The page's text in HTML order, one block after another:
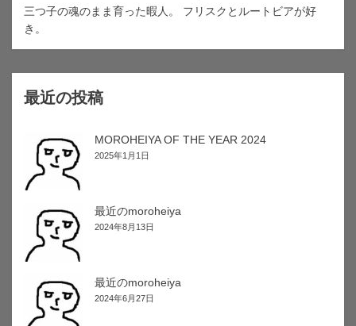
三つ子の魂のまま育った暇人。 フリスクとルートビアが好
き。
最近の投稿
MOROHEIYA OF THE YEAR 2024
2025年1月1日
最近のmoroheiya
2024年8月13日
最近のmoroheiya
2024年6月27日